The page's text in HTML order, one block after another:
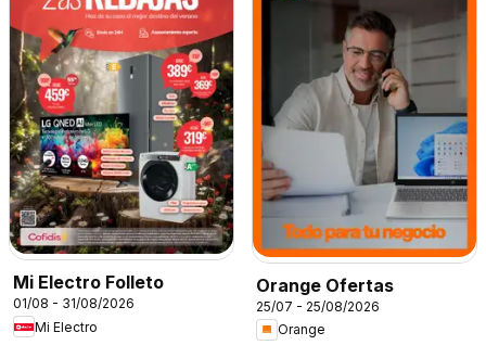
Mi Electro Folleto
01/08 - 31/08/2026
Mi Electro
Orange Ofertas
25/07 - 25/08/2026
Orange